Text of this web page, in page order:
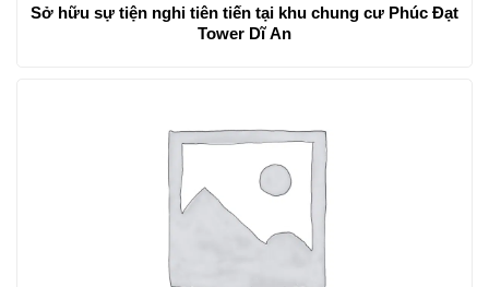
Sở hữu sự tiện nghi tiên tiến tại khu chung cư Phúc Đạt
Tower Dĩ An